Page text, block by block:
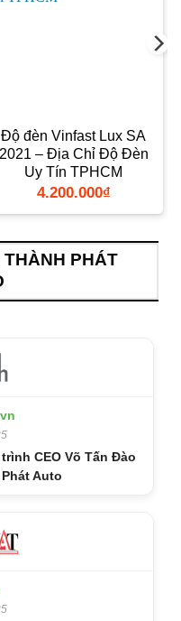
Độ đèn Vinfast Lux SA
2021 – Địa Chỉ Độ Đèn
Uy Tín TPHCM
4.200.000₫
THÀNH PHÁT
CEO Võ Tấn Đào
Auto